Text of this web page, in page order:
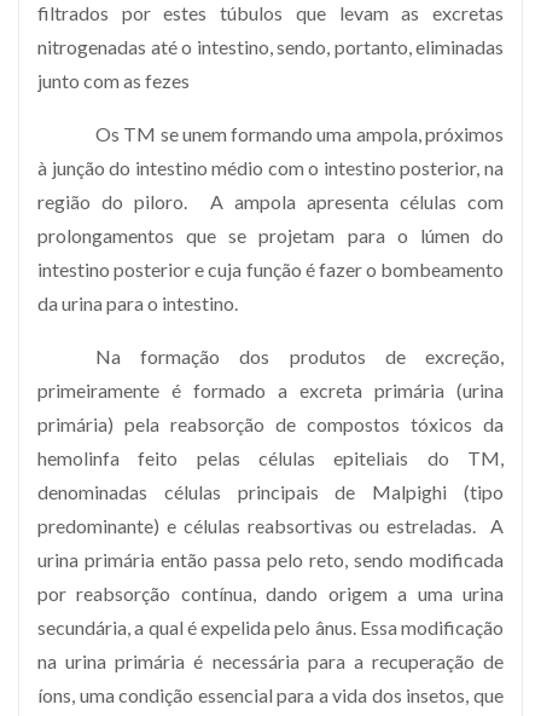
filtrados por estes túbulos que levam as excretas
nitrogenadas até o intestino, sendo, portanto, eliminadas
junto com as fezes
Os TM se unem formando uma ampola, próximos
à junção do intestino médio com o intestino posterior, na
região do piloro. A ampola apresenta células com
prolongamentos que se projetam para o lúmen do
intestino posterior e cuja função é fazer o bombeamento
da urina para o intestino.
Na formação dos produtos de excreção,
primeiramente é formado a excreta primária (urina
primária) pela reabsorção de compostos tóxicos da
hemolinfa feito pelas células epiteliais do TM,
denominadas células principais de Malpighi (tipo
predominante) e células reabsortivas ou estreladas. A
urina primária então passa pelo reto, sendo modificada
por reabsorção contínua, dando origem a uma urina
secundária, a qual é expelida pelo ânus. Essa modificação
na urina primária é necessária para a recuperação de
íons, uma condição essencial para a vida dos insetos, que